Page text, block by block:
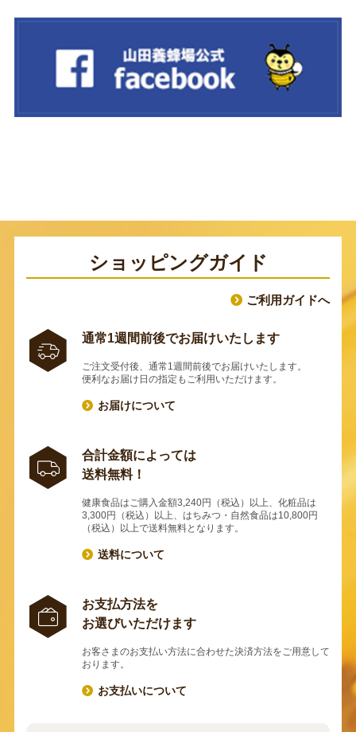
ショッピングガイド
ご利用ガイドへ
通常1週間前後でお届けいたします
ご注文受付後、通常1週間前後でお届けいたします。
便利なお届け日の指定もご利用いただけます。
お届けについて
合計金額によっては
送料無料！
健康食品はご購入金額3,240円（税込）以上、化粧品は
3,300円（税込）以上、はちみつ・自然食品は10,800円
（税込）以上で送料無料となります。
送料について
お支払方法を
お選びいただけます
お客さまのお支払い方法に合わせた決済方法をご用意して
おります。
お支払いについて